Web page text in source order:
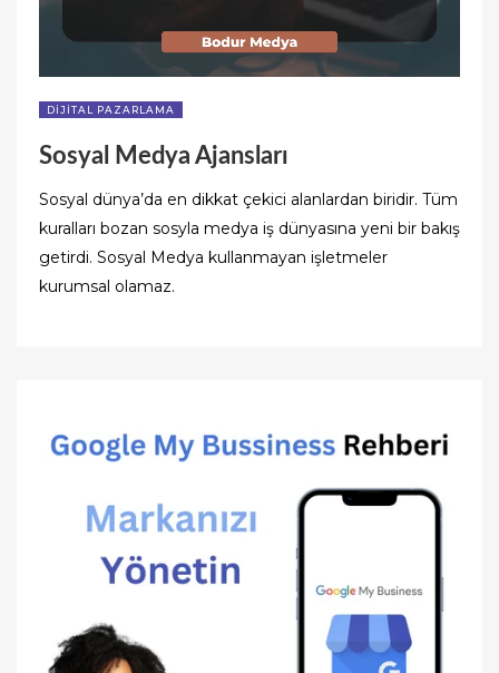
DIJITAL PAZARLAMA
Sosyal Medya Ajansları
Sosyal dünya’da en dikkat çekici alanlardan biridir. Tüm
kuralları bozan sosyla medya iş dünyasına yeni bir bakış
getirdi. Sosyal Medya kullanmayan işletmeler
kurumsal olamaz.